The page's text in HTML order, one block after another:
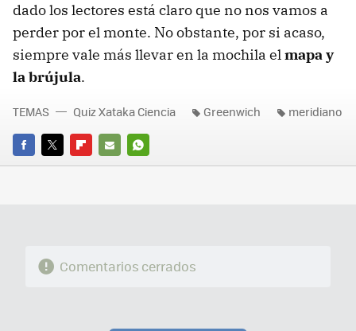
dado los lectores está claro que no nos vamos a
perder por el monte. No obstante, por si acaso,
siempre vale más llevar en la mochila elmapa y
la brújula.
FACEBOOK
TWITTERFLIPBOARD
E-
WHATSAPP
TEMAS Quiz Xataka Ciencia Greenwich meridiano
Comentarios cerrados